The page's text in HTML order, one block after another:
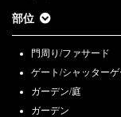
部位
門周り/ファサード
ゲート/シャッターゲ
ガーデン/庭
ガーデン